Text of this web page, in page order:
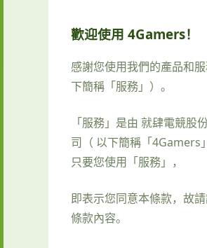
歡迎使用 4Gamers！
感謝您使用我們的產品和
下簡稱「服務」）。
「服務」是由 就肆電競股
司（ 以下簡稱「4Gamers
只要您使用「服務」，
即表示您同意本條款，故
條款內容。